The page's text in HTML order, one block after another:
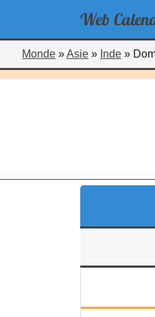
Web
Monde »Asie » Inde »